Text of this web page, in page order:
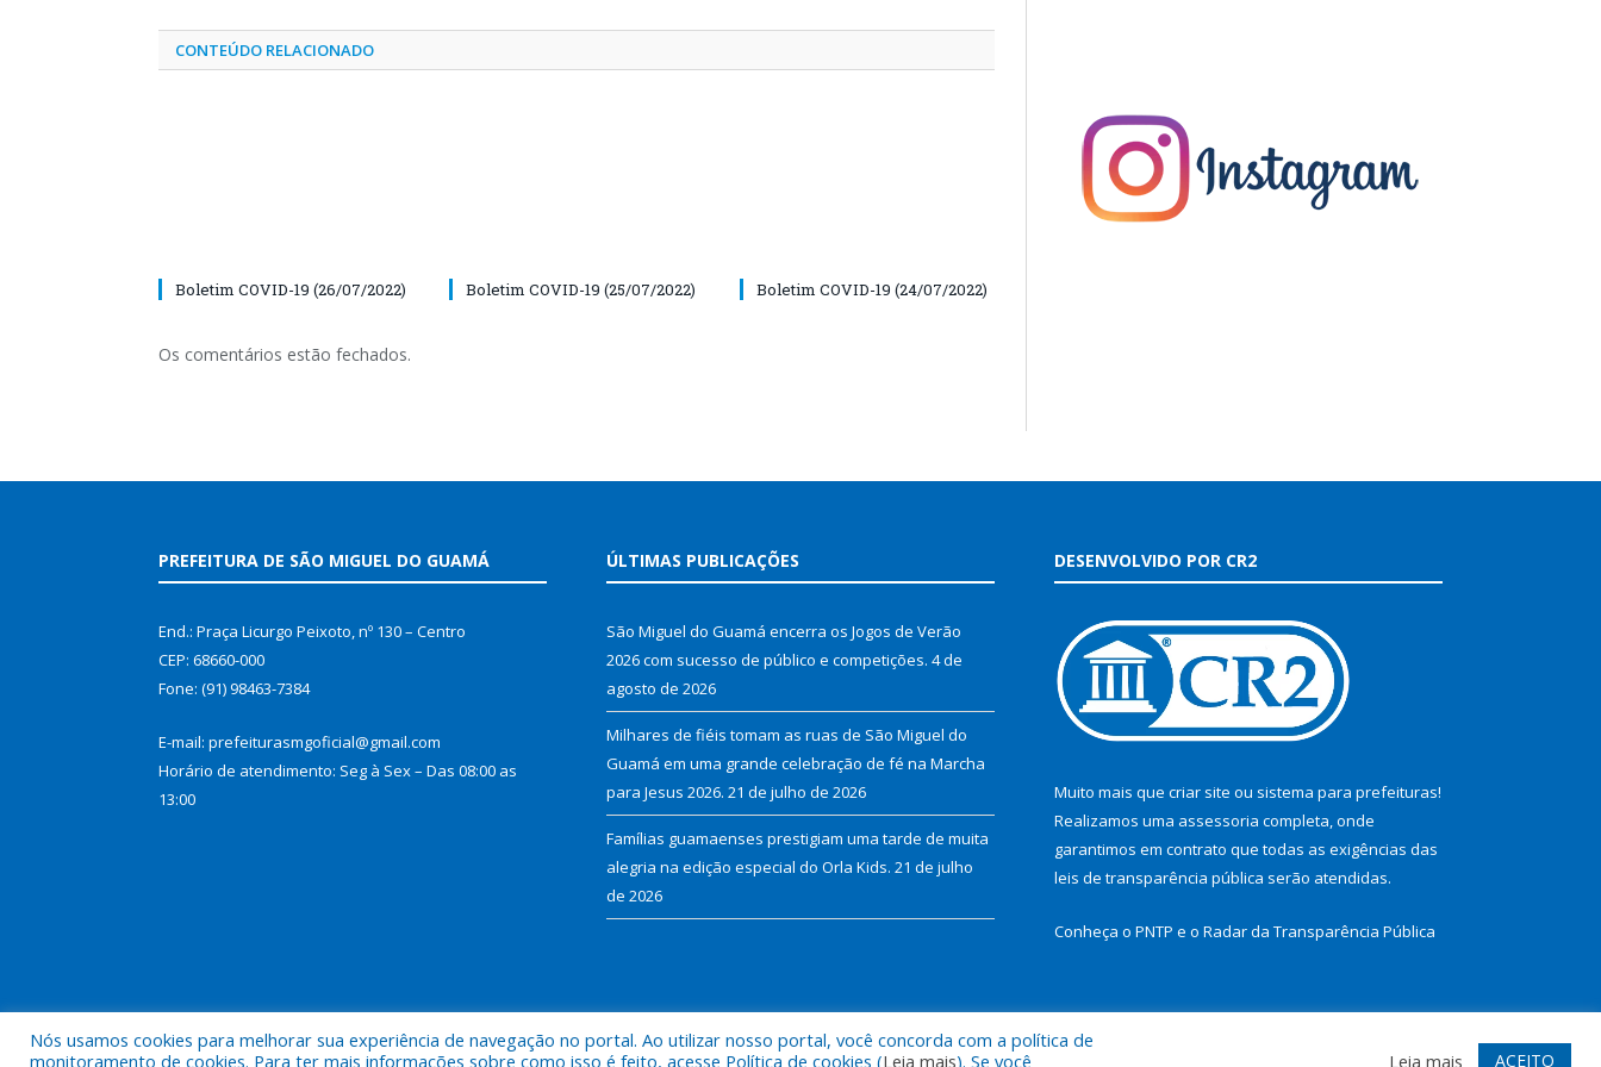
CONTEÚDO RELACIONADO
Boletim COVID-19 (26/07/2022) Boletim COVID-19 (25/07/2022) Boletim COVID-19 (24/07/2022)
Os comentários estão fechados.
PREFEITURA DE SÃO MIGUEL DO GUAMÁ
End.: Praça Licurgo Peixoto, nº 130 – Centro
CEP: 68660-000
Fone: (91) 98463-7384
E-mail: prefeiturasmgoficial@gmail.com
Horário de atendimento: Seg à Sex – Das 08:00 as
13:00
ÚLTIMAS PUBLICAÇÕES
São Miguel do Guamá encerra os Jogos de Verão
2026 com sucesso de público e competições. 4 de
agosto de 2026
Milhares de fiéis tomam as ruas de São Miguel do
Guamá em uma grande celebração de fé na Marcha
para Jesus 2026. 21 de julho de 2026
Famílias guamaenses prestigiam uma tarde de muita
alegria na edição especial do Orla Kids. 21 de julho
de 2026
DESENVOLVIDO POR CR2
Muito mais que criar site ou sistema para prefeituras!
Realizamos uma assessoria completa, onde
garantimos em contrato que todas as exigências das
leis de transparência pública serão atendidas.
Conheça o PNTP e o Radar da Transparência Pública
Todos os direitos reservados a Prefeitura Municipal de São Miguel do Guamá. Mapa do Site Acessar Webmail
Nós usamos cookies para melhorar sua experiência de navegação no portal. Ao utilizar nosso portal, você concorda com a política de
monitoramento de cookies. Para ter mais informações sobre como isso é feito, acesse Política de cookies (Leia mais). Se você Leia mais ACEITO